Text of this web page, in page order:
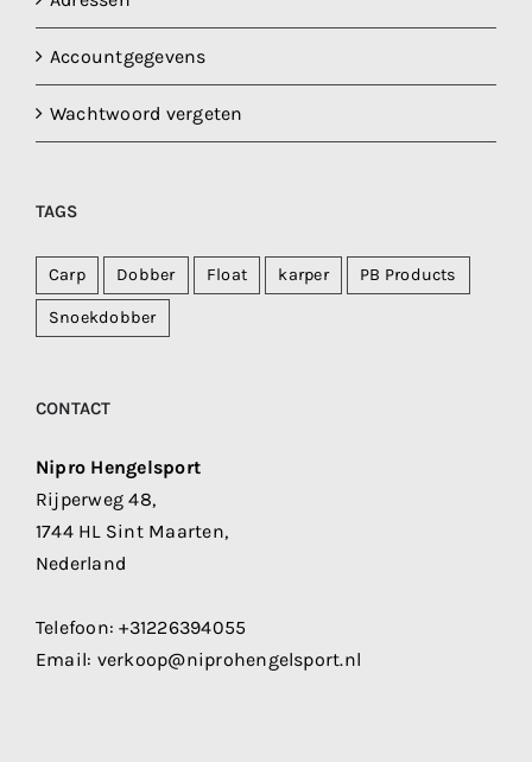
Accountgegevens
Wachtwoord vergeten
TAGS
Carp Dobber Float karper PB Products
Snoekdobber
CONTACT
Nipro Hengelsport
Rijperweg 48,
1744 HL Sint Maarten,
Nederland
Telefoon:+31226394055
Email: verkoop@niprohengelsport.nl